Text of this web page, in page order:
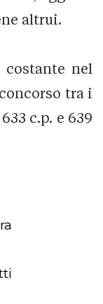
altrui.
costante nel
tra i
c.p. e 639